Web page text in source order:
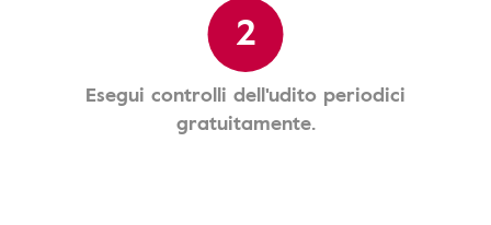
2
Esegui controlli dell'udito periodici
gratuitamente.